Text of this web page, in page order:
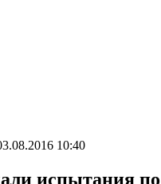
10:40
испытания